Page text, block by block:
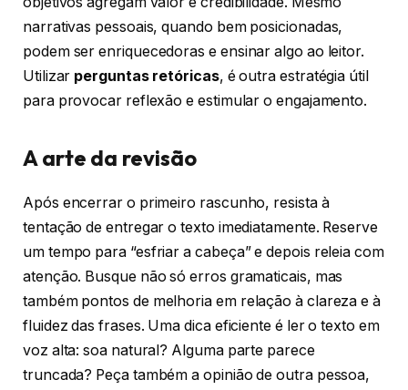
narrativas pessoais, quando bem posicionadas,
podem ser enriquecedoras e ensinar algo ao leitor.
Utilizar perguntas retóricas, é outra estratégia útil
para provocar reflexão e estimular o engajamento.
A arte da revisão
Após encerrar o primeiro rascunho, resista à
tentação de entregar o texto imediatamente. Reserve
um tempo para “esfriar a cabeça” e depois releia com
atenção. Busque não só erros gramaticais, mas
também pontos de melhoria em relação à clareza e à
fluidez das frases. Uma dica eficiente é ler o texto em
voz alta: soa natural? Alguma parte parece
truncada? Peça também a opinião de outra pessoa,